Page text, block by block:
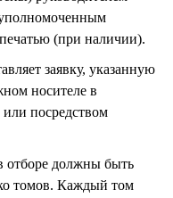
(при наличии).
заявку, указанную
носителе в
или посредством
отборе должны быть
томов. Каждый том